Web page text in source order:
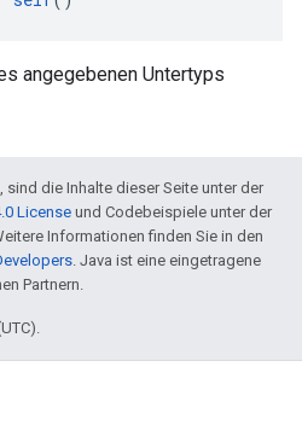
angegebenen Untertyps
die Inhalte dieser Seite unter der
License und Codebeispiele unter der
Informationen finden Sie in den
. Java ist eine eingetragene
Partnern.